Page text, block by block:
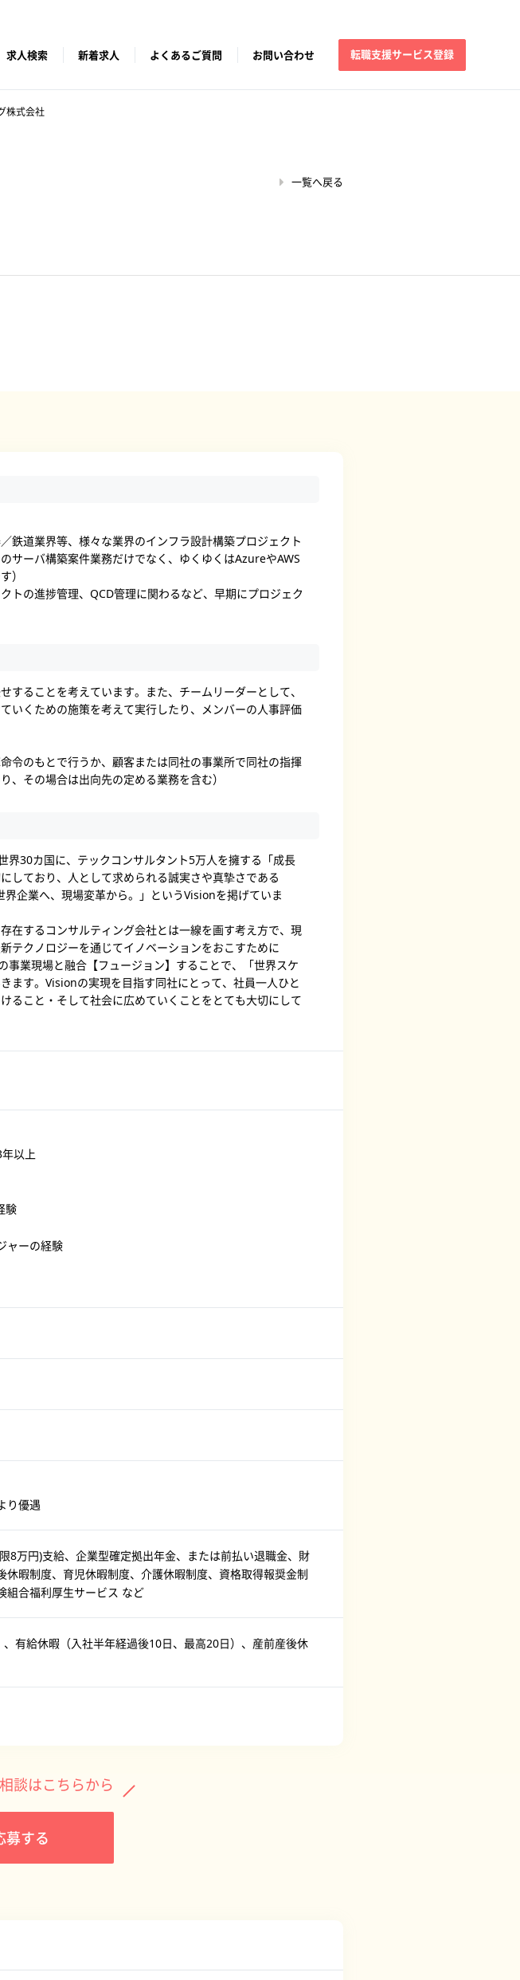
求人検索 新着求人 よくあるご質問 お問い合わせ 転職支援サービス登録
株式会社
一覧へ戻る
鉄道業界等、様々な業界のインフラ設計構築プロジェクト
サーバ構築案件業務だけでなく、ゆくゆくはAzureやAWS
）
トの進捗管理、QCD管理に関わるなど、早期にプロジェク
ることを考えています。また、チームリーダーとして、
いくための施策を考えて実行したり、メンバーの人事評価
令のもとで行うか、顧客または同社の事業所で同社の指揮
、その場合は出向先の定める業務を含む）
30カ国に、テックコンサルタント5万人を擁する「成長
しており、人として求められる誠実さや真摯さである
企業へ、現場変革から。」というVisionを掲げていま
在するコンサルティング会社とは一線を画す考え方で、現
テクノロジーを通じてイノベーションをおこすために
業現場と融合【フュージョン】することで、「世界スケ
ます。Visionの実現を目指す同社にとって、社員一人ひと
ること・そして社会に広めていくことをとても大切にして
以上
験
ャーの経験
り優遇
8万円)支給、企業型確定拠出年金、または前払い退職金、財
暇制度、育児休暇制度、介護休暇制度、資格取得報奨金制
組合福利厚生サービス など
有給休暇（入社半年経過後10日、最高20日）、産前産後休
談はこちらから
募する